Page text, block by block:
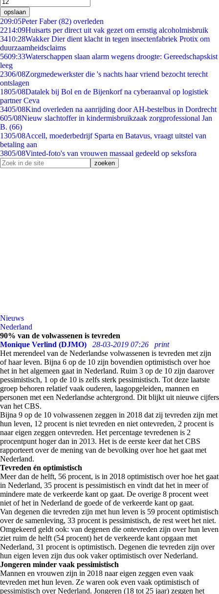
opslaan
209:05Peter Faber (82) overleden
2214:09Huisarts per direct uit vak gezet om ernstig alcoholmisbruik
3410:28Wakker Dier dient klacht in tegen insectenfabriek Protix om
duurzaamheidsclaims
5609:33Waterschappen slaan alarm wegens droogte: Gereedschapskist
leeg
2306/08Zorgmedewerkster die 's nachts haar vriend bezocht terecht
ontslagen
1805/08Datalek bij Bol en de Bijenkorf na cyberaanval op logistiek
partner Ceva
3405/08Kind overleden na aanrijding door AH-bestelbus in Dordrecht
605/08Nieuw slachtoffer in kindermisbruikzaak zorgprofessional Jan
B. (66)
1305/08Accell, moederbedrijf Sparta en Batavus, vraagt uitstel van
betaling aan
3805/08Vinted-foto's van vrouwen massaal gedeeld op seksfora
Nieuws
Nederland
90% van de volwassenen is tevreden
Monique Verlind (DJMO)
28-03-2019 07:26
print
Het merendeel van de Nederlandse volwassenen is tevreden met zijn
of haar leven. Bijna 6 op de 10 zijn bovendien optimistisch over hoe
het in het algemeen gaat in Nederland. Ruim 3 op de 10 zijn daarover
pessimistisch, 1 op de 10 is zelfs sterk pessimistisch. Tot deze laatste
groep behoren relatief vaak ouderen, laagopgeleiden, mannen en
personen met een Nederlandse achtergrond. Dit blijkt uit nieuwe cijfers
van het CBS.
Bijna 9 op de 10 volwassenen zeggen in 2018 dat zij tevreden zijn met
hun leven, 12 procent is niet tevreden en niet ontevreden, 2 procent is
naar eigen zeggen ontevreden. Het percentage tevredenen is 2
procentpunt hoger dan in 2013. Het is de eerste keer dat het CBS
rapporteert over de mening van de bevolking over hoe het gaat met
Nederland.
Tevreden én optimistisch
Meer dan de helft, 56 procent, is in 2018 optimistisch over hoe het gaat
in Nederland, 35 procent is pessimistisch en vindt dat het in meer of
mindere mate de verkeerde kant op gaat. De overige 8 procent weet
niet of het in Nederland de goede of de verkeerde kant op gaat.
Van degenen die tevreden zijn met hun leven is 59 procent optimistisch
over de samenleving, 33 procent is pessimistisch, de rest weet het niet.
Omgekeerd geldt ook: van degenen die ontevreden zijn over hun leven
ziet ruim de helft (54 procent) het de verkeerde kant opgaan met
Nederland, 31 procent is optimistisch. Degenen die tevreden zijn over
hun eigen leven zijn dus ook vaker optimistisch over Nederland.
Jongeren minder vaak pessimistisch
Mannen en vrouwen zijn in 2018 naar eigen zeggen even vaak
tevreden met hun leven. Ze waren ook even vaak optimistisch of
pessimistisch over Nederland. Jongeren (18 tot 25 jaar) zeggen het